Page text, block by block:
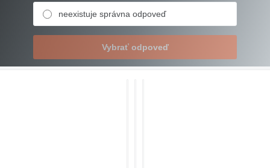
neexistuje správna odpoveď
Vybrať odpoveď